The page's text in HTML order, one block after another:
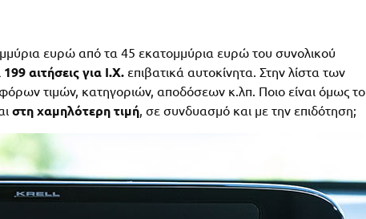
ευρώ από τα 45 εκατομμύρια ευρώ του συνολικού
199 αιτήσεις για Ι.Χ. επιβατικά αυτοκίνητα. Στην λίστα των
τιμών, κατηγοριών, αποδόσεων κ.λπ. Ποιο είναι όμως το
στη χαμηλότερη τιμή, σε συνδυασμό και με την επιδότηση;